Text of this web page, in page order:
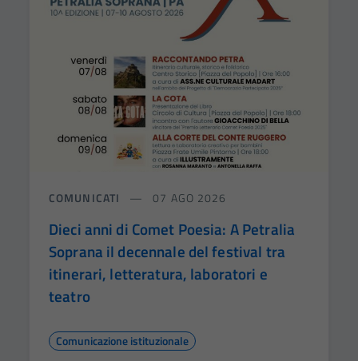
COMUNICATI 07 AGO 2026
Dieci anni di Comet Poesia: A Petralia
Soprana il decennale del festival tra
itinerari, letteratura, laboratori e
teatro
Comunicazione istituzionale